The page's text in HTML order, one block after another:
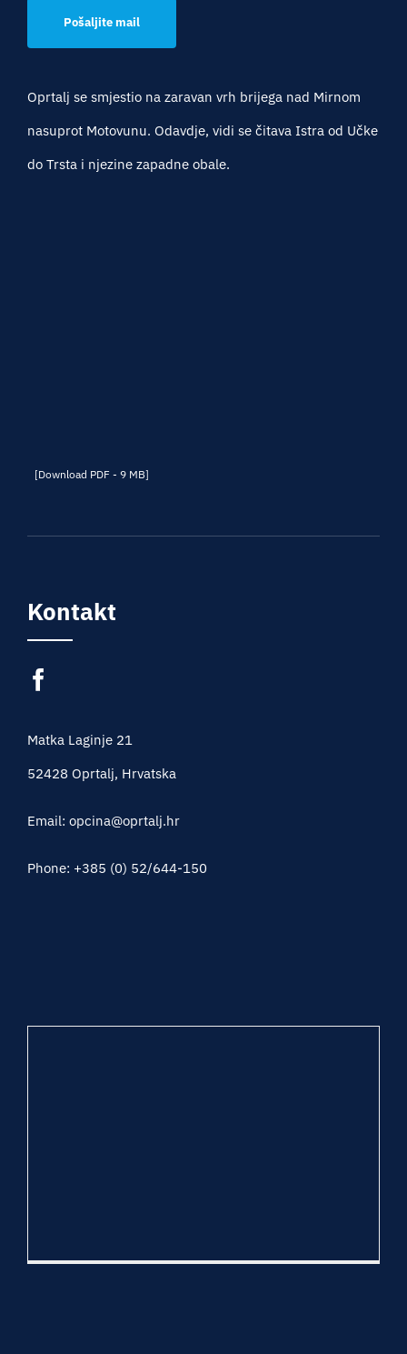
Pošaljite mail
Oprtalj se smjestio na zaravan vrh brijega nad Mirnom
nasuprot Motovunu. Odavdje, vidi se čitava Istra od Učke
do Trsta i njezine zapadne obale.
[Download PDF - 9 MB]
Kontakt
Matka Laginje 21
52428 Oprtalj, Hrvatska
Email: opcina@oprtalj.hr
Phone: +385 (0) 52/644-150